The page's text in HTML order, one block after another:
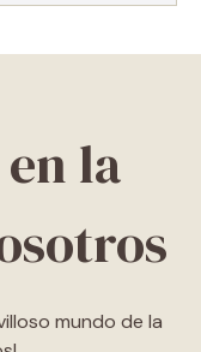
la
mundo de la